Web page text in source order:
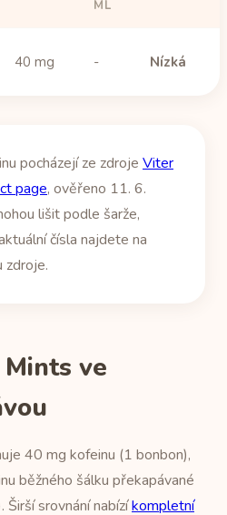
ML
40 mg - Nízká
pocházejí ze zdroje Viter
page, ověřeno 11. 6.
lišit podle šarže,
čísla najdete na
zdroje.
ve
40 mg kofeinu (1 bonbon),
běžného šálku překapávané
srovnání nabízíkompletní